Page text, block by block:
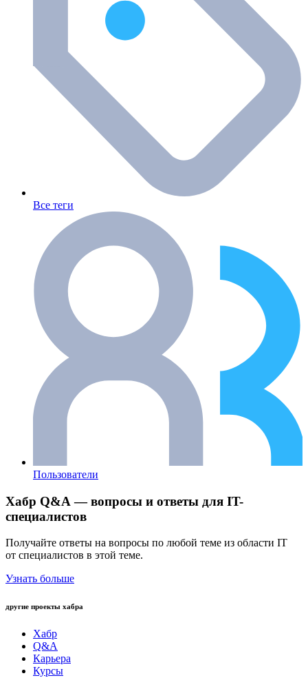
Все теги
Пользователи
Хабр Q&A — вопросы и ответы для IT-
специалистов
Получайте ответы на вопросы по любой теме из области IT
от специалистов в этой теме.
Узнать больше
другие проекты хабра
Хабр
Q&A
Карьера
Курсы